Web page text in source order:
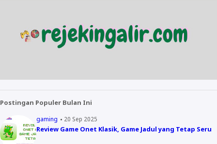
Postingan Populer Bulan Ini
gaming 20 Sep 2025
Review Game Onet Klasik, Game Jadul yang Tetap Seru